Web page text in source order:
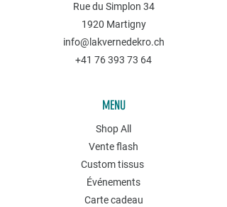
Rue du Simplon 34
1920 Martigny
info@lakvernedekro.ch
+41 76 393 73 64
MENU
Shop All
Vente flash
Custom tissus
Événements
Carte cadeau